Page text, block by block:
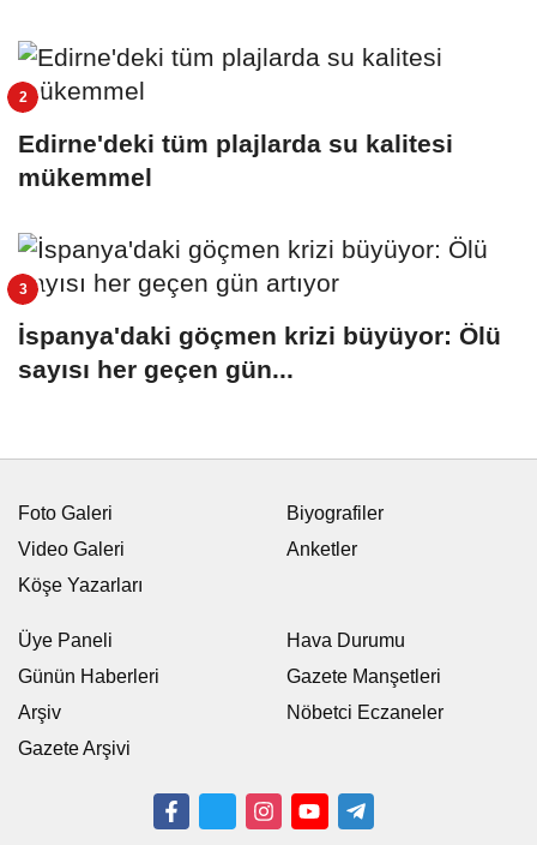
Edirne'deki tüm plajlarda su kalitesi
mükemmel
İspanya'daki göçmen krizi büyüyor: Ölü
sayısı her geçen gün...
Foto Galeri
Video Galeri
Köşe Yazarları
Biyografiler
Anketler
Üye Paneli
Günün Haberleri
Arşiv
Gazete Arşivi
Hava Durumu
Gazete Manşetleri
Nöbetci Eczaneler